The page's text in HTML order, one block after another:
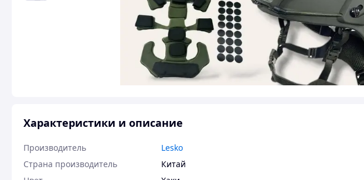
Характеристики и описание
Производитель
Lesko
Страна производитель
Китай